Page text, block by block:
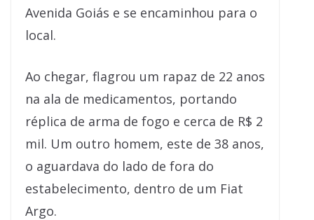
Avenida Goiás e se encaminhou para o
local.
Ao chegar, flagrou um rapaz de 22 anos
na ala de medicamentos, portando
réplica de arma de fogo e cerca de R$ 2
mil. Um outro homem, este de 38 anos,
o aguardava do lado de fora do
estabelecimento, dentro de um Fiat
Argo.